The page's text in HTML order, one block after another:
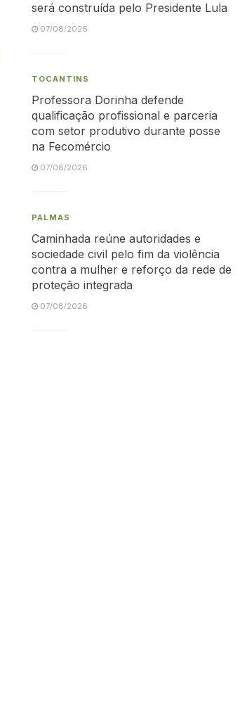
será construída pelo Presidente Lula
07/08/2026
TOCANTINS
Professora Dorinha defende
qualificação profissional e parceria
com setor produtivo durante posse
na Fecomércio
07/08/2026
PALMAS
Caminhada reúne autoridades e
sociedade civil pelo fim da violência
contra a mulher e reforço da rede de
proteção integrada
07/08/2026